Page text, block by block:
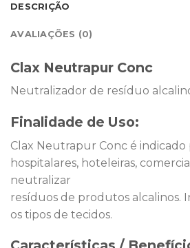
DESCRIÇÃO
AVALIAÇÕES (0)
Clax Neutrapur Conc
Neutralizador de resíduo
Finalidade de Uso:
Clax Neutrapur Conc é indicado
hospitalares, hoteleiras,
neutralizar
resíduos de produtos alcalinos.
os tipos de tecidos.